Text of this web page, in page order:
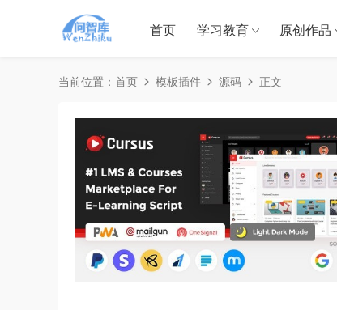
首页 学习教育 原创作品
当前位置： 首页 模板插件 源码 正文